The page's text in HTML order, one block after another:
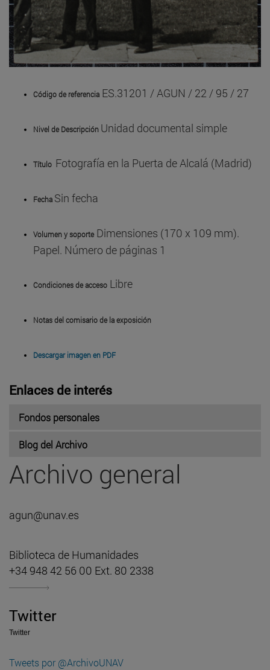
Código de referencia ES.31201 / AGUN / 22 / 95 / 27
Nivel de Descripción Unidad documental simple
Título Fotografía en la Puerta de Alcalá (Madrid)
Fecha Sin fecha
Volumen y soporte Dimensiones (170 x 109 mm).
Papel. Número de páginas 1
Condiciones de acceso Libre
Notas del comisario de la exposición
Descargar imagen en PDF
Enlaces de interés
Fondos personales
Blog del Archivo
Archivo general
agun@unav.es
Biblioteca de Humanidades
+34 948 42 56 00 Ext. 80 2338
Twitter
Twitter
Tweets por @ArchivoUNAV